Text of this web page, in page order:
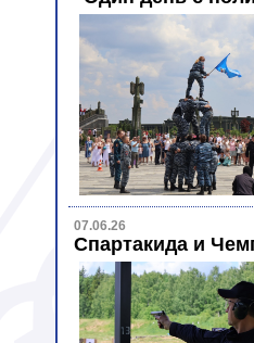
07.06.26
Спартакида и